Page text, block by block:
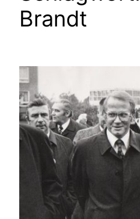
Brandt